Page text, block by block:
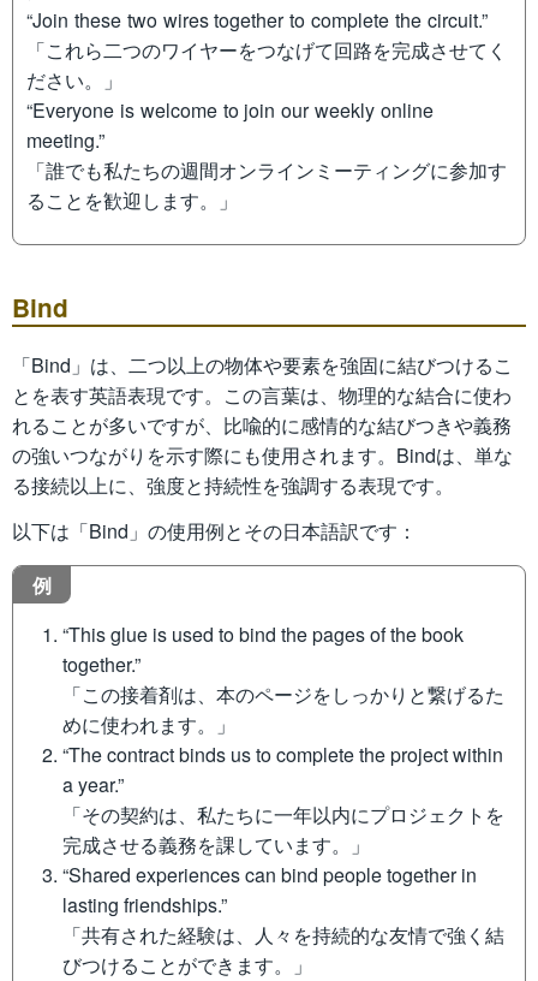
“Join these two wires together to complete the circuit.”
「これら二つのワイヤーをつなげて回路を完成させてく
ださい。」
“Everyone is welcome to join our weekly online
meeting.”
「誰でも私たちの週間オンラインミーティングに参加す
ることを歓迎します。」
Bind
「Bind」は、二つ以上の物体や要素を強固に結びつけるこ
とを表す英語表現です。この言葉は、物理的な結合に使わ
れることが多いですが、比喩的に感情的な結びつきや義務
の強いつながりを示す際にも使用されます。Bindは、単な
る接続以上に、強度と持続性を強調する表現です。
以下は「Bind」の使用例とその日本語訳です：
例
“This glue is used to bind the pages of the book
together.”
「この接着剤は、本のページをしっかりと繋げるた
めに使われます。」
“The contract binds us to complete the project within
a year.”
「その契約は、私たちに一年以内にプロジェクトを
完成させる義務を課しています。」
“Shared experiences can bind people together in
lasting friendships.”
「共有された経験は、人々を持続的な友情で強く結
びつけることができます。」